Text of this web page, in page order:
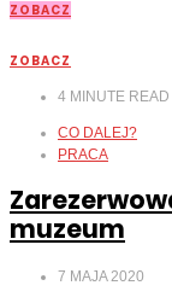
ZOBACZ
ZOBACZ
4 MINUTE READ
CO DALEJ?
PRACA
muzeum
7 MAJA 2020